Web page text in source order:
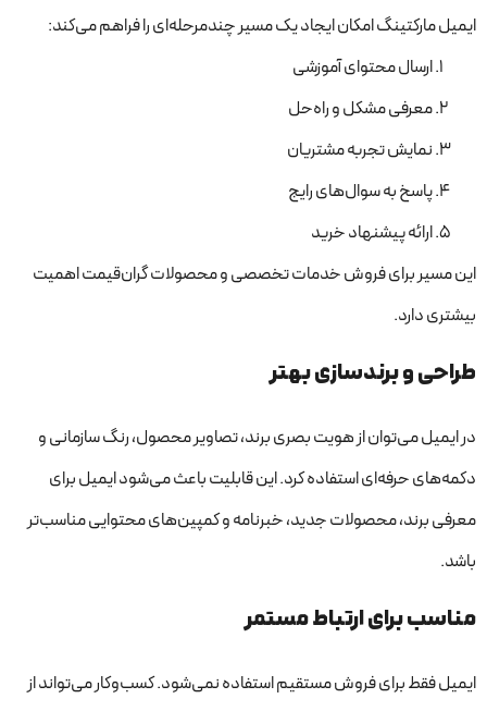
ایمیل مارکتینگ امکان ایجاد یک مسیر چندمرحله‌ای را فراهم می‌کند:
ارسال محتوای آموزشی
معرفی مشکل و راه‌حل
نمایش تجربه مشتریان
پاسخ به سوال‌های رایج
ارائه پیشنهاد خرید
این مسیر برای فروش خدمات تخصصی و محصولات گران‌قیمت اهمیت
بیشتری دارد.
طراحی و برندسازی بهتر
در ایمیل می‌توان از هویت بصری برند، تصاویر محصول، رنگ سازمانی و
دکمه‌های حرفه‌ای استفاده کرد. این قابلیت باعث می‌شود ایمیل برای
معرفی برند، محصولات جدید، خبرنامه و کمپین‌های محتوایی مناسب‌تر
باشد.
مناسب برای ارتباط مستمر
ایمیل فقط برای فروش مستقیم استفاده نمی‌شود. کسب‌وکار می‌تواند از